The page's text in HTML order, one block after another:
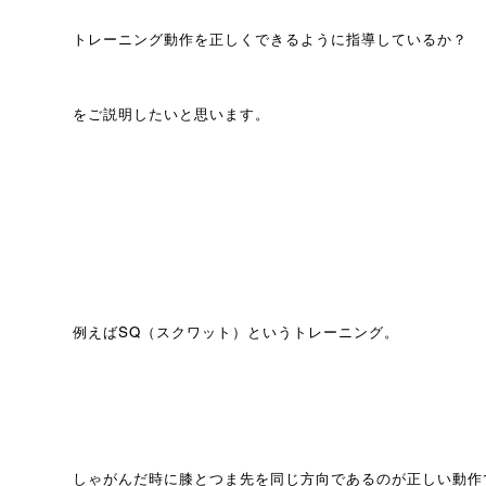
トレーニング動作を正しくできるように指導しているか？
をご説明したいと思います。
例えばSQ（スクワット）というトレーニング。
しゃがんだ時に膝とつま先を同じ方向であるのが正しい動